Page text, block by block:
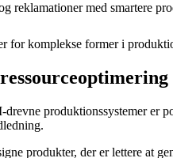
reklamationer med smartere
for komplekse former i
drevne produktionssystemer er
produkter, der er lettere at